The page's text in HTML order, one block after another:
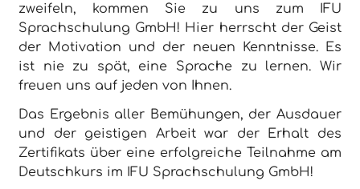
zweifeln, kommen Sie zu uns zum IFU
Sprachschulung GmbH! Hier herrscht der Geist
der Motivation und der neuen Kenntnisse. Es
ist nie zu spät, eine Sprache zu lernen. Wir
freuen uns auf jeden von Ihnen.
Das Ergebnis aller Bemühungen, der Ausdauer
und der geistigen Arbeit war der Erhalt des
Zertifikats über eine erfolgreiche Teilnahme am
Deutschkurs im IFU Sprachschulung GmbH!